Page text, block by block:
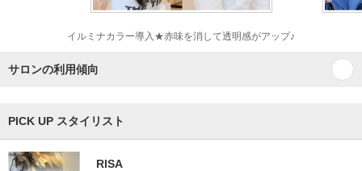
イルミナカラー導入★赤味を消して透明感がアップ♪
サロンの利用傾向
PICK UP スタイリスト
RISA